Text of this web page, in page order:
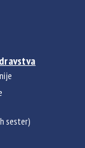
sester)